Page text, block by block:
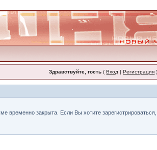
Здравствуйте, гость (Вход |Регистрация )
временно закрыта. Если Вы хотите